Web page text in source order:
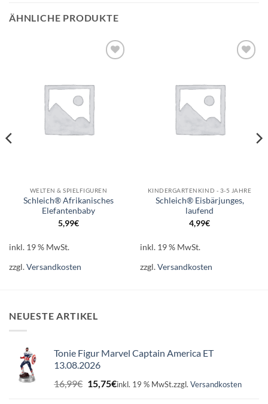
ÄHNLICHE PRODUKTE
WELTEN & SPIELFIGUREN
Schleich® Afrikanisches
Elefantenbaby
5,99€
inkl. 19 % MwSt.
zzgl.Versandkosten
KINDERGARTENKIND - 3-5 JAHRE
Schleich® Eisbärjunges,
laufend
4,99€
inkl. 19 % MwSt.
zzgl.Versandkosten
NEUESTE ARTIKEL
Tonie Figur Marvel Captain America ET
13.08.2026
16,99€ Ursprünglicher
Preis
15,75€Aktueller
inkl. 19 % MwSt.zzgl. Versandkosten